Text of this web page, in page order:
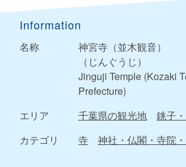
Information
名称
神宮寺（並木観音）
（じんぐうじ）
Jinguji Temple (Kozaki
Prefecture)
エリア
千葉県の観光地
銚子
カテゴリ
寺 神社・仏閣・寺院